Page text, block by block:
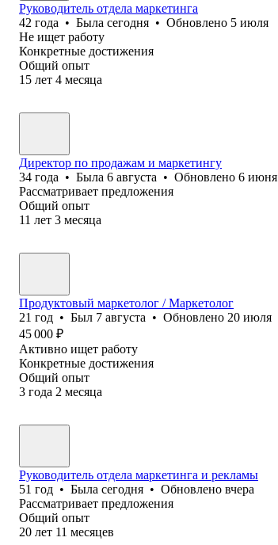
Руководитель отдела маркетинга
42 года • Была сегодня • Обновлено 5 июля
Не ищет работу
Конкретные достижения
Общий опыт
15 лет 4 месяца
Директор по продажам и маркетингу
34 года • Была 6 августа • Обновлено 6 июня
Рассматривает предложения
Общий опыт
11 лет 3 месяца
Продуктовый маркетолог / Маркетолог
21 год • Был 7 августа • Обновлено 20 июля
45 000 ₽
Активно ищет работу
Конкретные достижения
Общий опыт
3 года 2 месяца
Руководитель отдела маркетинга и рекламы
51 год • Была сегодня • Обновлено вчера
Рассматривает предложения
Общий опыт
20 лет 11 месяцев